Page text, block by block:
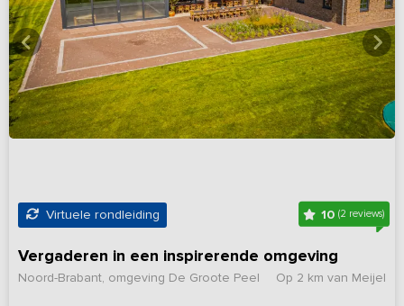
Virtuele rondleiding 10 (2 reviews)
Vergaderen in een inspirerende omgeving
Op 2 km van Meijel
Noord-Brabant, omgeving De Groote Peel